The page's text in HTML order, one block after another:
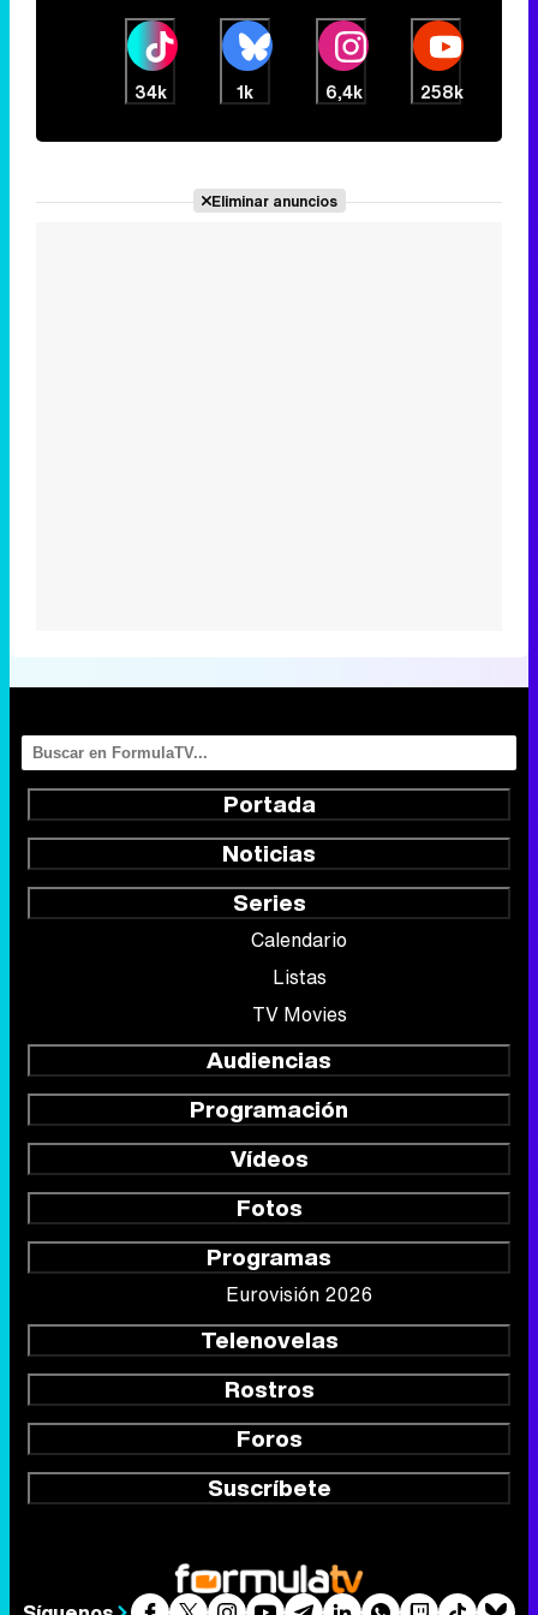
34k 1k 6,4k 258k
Eliminar anuncios
Portada
Noticias
Series
Calendario
Listas
TV Movies
Audiencias
Programación
Vídeos
Fotos
Programas
Eurovisión 2026
Telenovelas
Rostros
Foros
Suscríbete